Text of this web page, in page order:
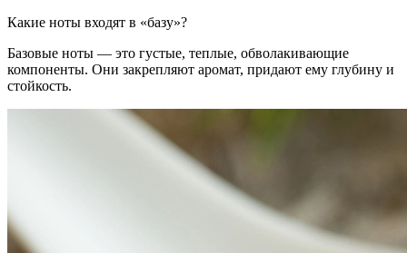
Какие ноты входят в «базу»?
Базовые ноты — это густые, теплые, обволакивающие
компоненты. Они закрепляют аромат, придают ему глубину и
стойкость.